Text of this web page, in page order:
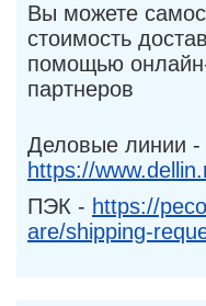
Вы можете
стоимость
помощью
партнеров
Деловые линии -
https://
ПЭК - https://
are/shipping-